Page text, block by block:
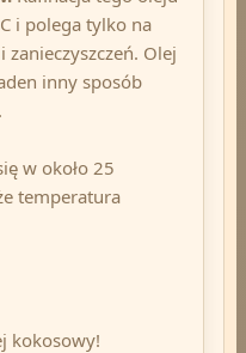
i polega tylko na
zanieczyszczeń. Olej
inny sposób
w około 25
temperatura
kokosowy!